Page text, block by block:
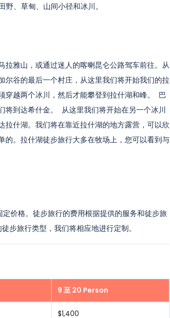
、草甸、山间小径和冰川。
雅山，或通过迷人的喀喇昆仑公路驾车前往。从
谷的最后一个村庄，从这里我们将开始我们的拉
穿越两个冰川，然后才能攀登到拉什湖和峰。 巴
将到达希什金。 从这里我们将开始在另一个冰川
什湖。我们将在靠近拉什湖的地方露营，可以欣
。拉什湖徒步旅行大多在牧场上，您可以看到与
价格。徒步旅行的费用根据提供的服务和徒步旅
步旅行类型，我们将相应地进行定制。
9 至 20 Person
$1,400